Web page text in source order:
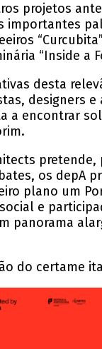
projetos
“Inside a
desta
designers
a encontrar
os depA
plano um
e
panorama
do certame